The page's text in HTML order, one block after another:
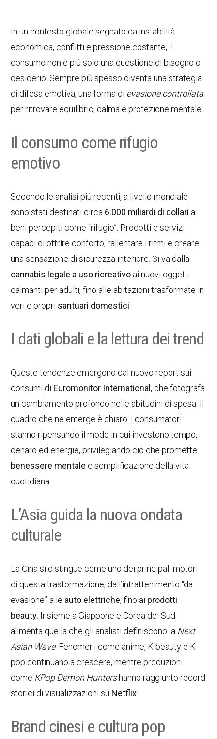
In un contesto globale segnato da instabilità
economica, conflitti e pressione costante, il
consumo non è più solo una questione di bisogno o
desiderio. Sempre più spesso diventa una strategia
di difesa emotiva, una forma di evasione controllata
per ritrovare equilibrio, calma e protezione mentale.
Il consumo come rifugio
emotivo
Secondo le analisi più recenti, a livello mondiale
sono stati destinati circa 6.000 miliardi di dollari a
beni percepiti come “rifugio”. Prodotti e servizi
capaci di offrire conforto, rallentare i ritmi e creare
una sensazione di sicurezza interiore. Si va dalla
cannabis legale a uso ricreativo ai nuovi oggetti
calmanti per adulti, fino alle abitazioni trasformate in
veri e propri santuari domestici
I dati globali e la lettura dei trend
Queste tendenze emergono dal nuovo report sui
consumi di Euromonitor International, che fotografa
un cambiamento profondo nelle abitudini di spesa. Il
quadro che ne emerge è chiaro: i consumatori
stanno ripensando il modo in cui investono tempo,
denaro ed energie, privilegiando ciò che promette
benessere mentale e semplificazione della vita
quotidiana.
L’Asia guida la nuova ondata
culturale
La Cina si distingue come uno dei principali motori
di questa trasformazione, dall’intrattenimento “da
evasione” alle auto elettriche, fino ai prodotti
beauty . Insieme a Giappone e Corea del Sud,
alimenta quella che gli analisti definiscono la Next
Asian Wave. Fenomeni come anime, K-beauty e K-
pop continuano a crescere, mentre produzioni
come KPop Demon Huntershanno raggiunto record
storici di visualizzazioni su Netflix
Brand cinesi e cultura pop